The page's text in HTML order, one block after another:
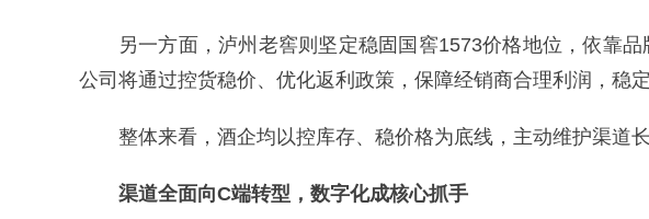
另一方面，泸州老窖则坚定稳固国窖1573价格地位，依靠
公司将通过控货稳价、优化返利政策，保障经销商合理利润，稳定
整体来看，酒企均以控库存、稳价格为底线，主动维护渠道长
渠道全面向C端转型，数字化成核心抓手